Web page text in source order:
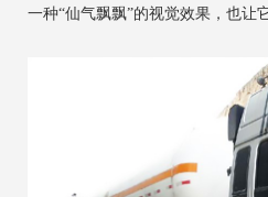
一种“仙气飘飘”的视觉效果，也让